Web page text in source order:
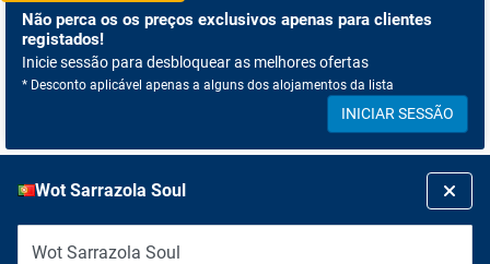
Não perca os os preços exclusivos apenas para clientes
registados!
Inicie sessão para desbloquear as melhores ofertas
* Desconto aplicável apenas a alguns dos alojamentos da lista
INICIAR SESSÃO
Wot Sarrazola Soul
Wot Sarrazola Soul